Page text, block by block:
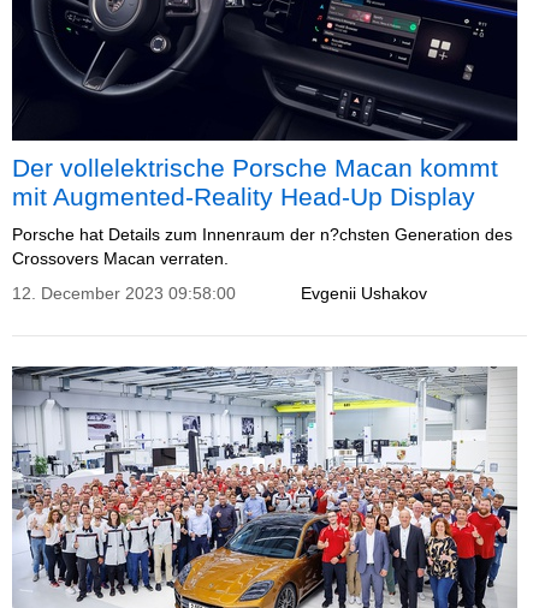
Der vollelektrische Porsche Macan kommt
mit Augmented-Reality Head-Up Display
Porsche hat Details zum Innenraum der n?chsten Generation des
Crossovers Macan verraten.
Evgenii Ushakov
12. December 2023 09:58:00